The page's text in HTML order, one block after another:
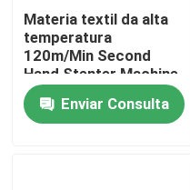
Inicio
Sobre nosotros
Materia textil da alta
temperatura
120m/Min Second
Hand Stenter Machine
para las telas del paño
grueso y suave
Enviar Consulta